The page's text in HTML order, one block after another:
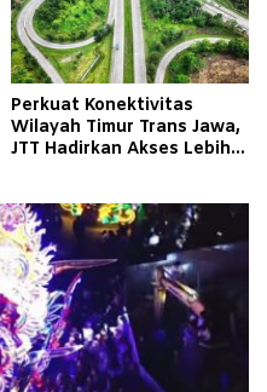
Perkuat Konektivitas
Wilayah Timur Trans Jawa,
JTT Hadirkan Akses Lebih